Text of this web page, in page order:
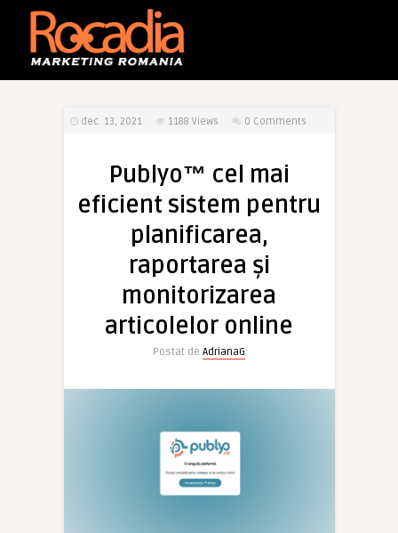
dec. 13, 2021 1188 Views 0 Comments
Publyo™ cel mai
eficient sistem pentru
planificarea,
raportarea și
monitorizarea
articolelor online
Postat de AdrianaG